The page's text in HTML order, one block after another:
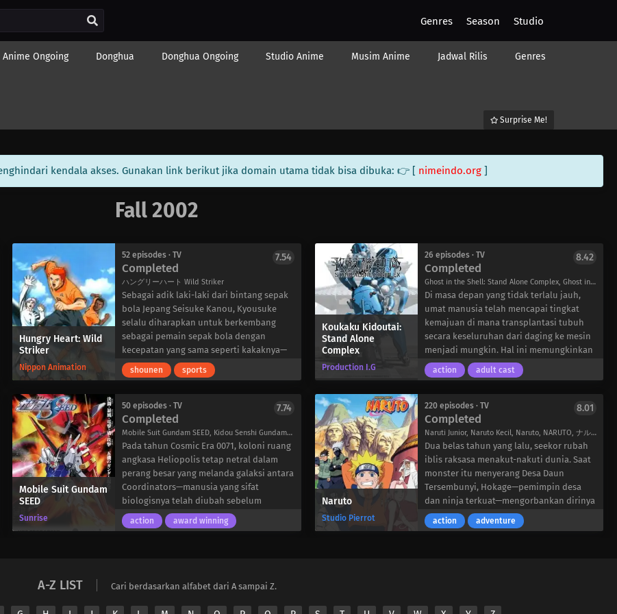
Genres Season Studio
Anime Ongoing Donghua Donghua Ongoing Studio Anime Musim Anime Jadwal Rilis Genres
Surprise Me!
kendala akses. Gunakan link berikut jika domain utama tidak bisa dibuka: 👉 [ nimeindo.org ]
Fall 2002
Hungry Heart: Wild
Striker
Nippon Animation
52 episodes · TV
Completed
ハングリーハート Wild Striker
7.54
Sebagai adik laki-laki dari bintang sepak
bola Jepang Seisuke Kanou, Kyousuke
selalu diharapkan untuk berkembang
sebagai pemain sepak bola dengan
kecepatan yang sama seperti kakaknya—
harapan yang ternyata terlalu sulit untuk
dipenuhi. Setelah tertinggal, ia kini hidup
kakaknya.
Saat memasuki tahun pertama di SMA
Jouyou Akanegaoka, Kyousuke berjanji
tidak akan bermain sepak bola lagi.
Namun, Miki Tsujiwaki, kapten tim sepak
bola putri, dan Mori Kazuto, manajer tim
putra, mengenali potensi Kyousuke dan
ingin melihatnya kembali ke lapangan
sepak bola untuk alasan mereka sendiri.
Dengan kesempatan untuk bermain sepak
cintai, atau membiarkan dirinya kembali
terbaik di dunia.
shounen sports
Koukaku Kidoutai:
Stand Alone
Complex
Production I.G
26 episodes · TV
Completed
Ghost in the Shell: Stand Alone Complex, Ghost in the Shell SAC, Ghost in the Shell: Stand Alone Complex, 攻殻機動隊 STAND ALONE COMPLEX
8.42
Di masa depan yang tidak terlalu jauh,
umat manusia telah mencapai tingkat
kemajuan di mana transplantasi tubuh
secara keseluruhan dari daging ke mesin
menjadi mungkin. Hal ini memungkinkan
peningkatan yang signifikan dalam
kemampuan fisik dan cybernetik, serta
tersebut. Namun, para penjahat juga
dapat memanfaatkan teknologi ini
sepenuhnya, yang mengakibatkan
munculnya kejahatan baru dan terkadang
sangat berbahaya. Sebagai respons
terhadap metode inovatif baru ini,
Pemerintah Jepang telah mendirikan
Section 9, unit kepolisian yang beroperasi
secara independen dan menangani
kejahatan-kejahatan yang sangat sensitif.
hacker tingkat A yang dijuluki “The
action adult cast
Mobile Suit Gundam
SEED
Sunrise
50 episodes · TV
Completed
Mobile Suit Gundam SEED, Kidou Senshi Gundam SEED, 機動戦士ガンダムSEED
7.74
Pada tahun Cosmic Era 0071, koloni ruang
angkasa Heliopolis tetap netral dalam
perang besar yang melanda galaksi antara
Coordinators—manusia yang sifat
biologisnya telah diubah sebelum
kelahiran—dan Naturals, manusia yang
tidak diubah dan tetap tinggal di planet
berpindah ke ruang angkasa, mencari
Kira Yamato adalah seorang Coordinator
action award winning
Naruto
Studio Pierrot
220 episodes · TV
Completed
Naruti Junior, Naruto Kecil, Naruto, NARUTO, ナルト
8.01
Dua belas tahun yang lalu, seekor rubah
iblis raksasa menakut-nakuti dunia. Saat
monster itu menyerang Desa Daun
Tersembunyi, Hokage—pemimpin desa
dan ninja terkuat—mengorbankan dirinya
untuk mengunci binatang itu di dalam
tubuh bayi yang baru lahir,
desa dengan prank-prank rumit dan
action adventure
A-Z LIST Cari berdasarkan alfabet dari A sampai Z.